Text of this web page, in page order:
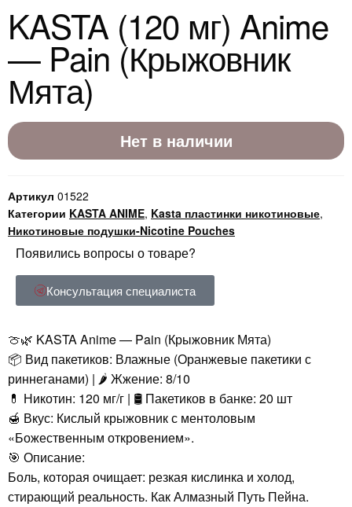
KASTA (120 мг) Anime
— Pain (Крыжовник
Мята)
Нет в наличии
Артикул 01522
Категории KASTA ANIME, Kasta пластинки никотиновые,
Никотиновые подушки-Nicotine Pouches
Появились вопросы о товаре?
Консультация специалиста
🍈🌿 KASTA Anime — Pain (Крыжовник Мята)
📦 Вид пакетиков: Влажные (Оранжевые пакетики с
риннеганами) | 🌶️ Жжение: 8/10
💊 Никотин: 120 мг/г | 🛢️ Пакетиков в банке: 20 шт
🍯 Вкус: Кислый крыжовник с ментоловым
«Божественным откровением».
🎯 Описание:
Боль, которая очищает: резкая кислинка и холод,
стирающий реальность. Как Алмазный Путь Пейна.